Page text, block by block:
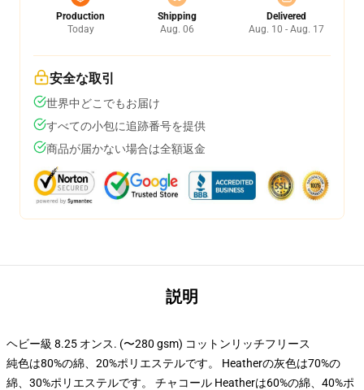
Production
Today
Shipping
Aug. 06
Delivered
Aug. 10 - Aug. 17
安全な取引
世界中どこでもお届け
すべての小包に追跡番号を提供
商品が届かない場合は全額返金
説明
ヘビー級 8.25 オンス. (〜280 gsm) コットンリッチフリース
純色は80%の綿、20%ポリエステルです。 Heatherの灰色は70%の
綿、30%ポリエステルです。 チャコール Heatherは60%の綿、40%ポ